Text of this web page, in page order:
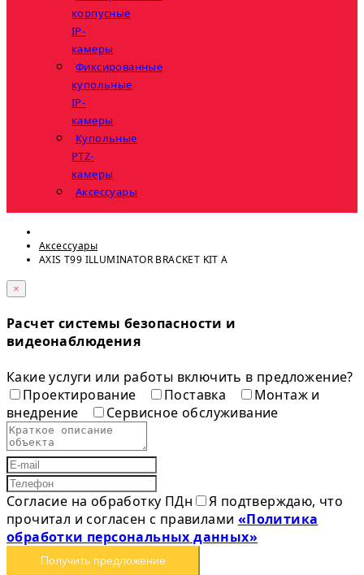
корпусные
IP-
камеры
Фиксированные
купольные
IP-
камеры
Купольные
PTZ-
камеры
Аксессуары
Аксессуары
AXIS T99 ILLUMINATOR BRACKET KIT A
×
Расчет системы безопасности и
видеонаблюдения
Какие услуги или работы включить в предложение?
Проектирование
Поставка
Монтаж и
внедрение
Сервисное обслуживание
Согласие на обработку ПДн
Я подтверждаю, что
прочитал и согласен с правилами «Политика
обработки персональных данных»
Получить предложение